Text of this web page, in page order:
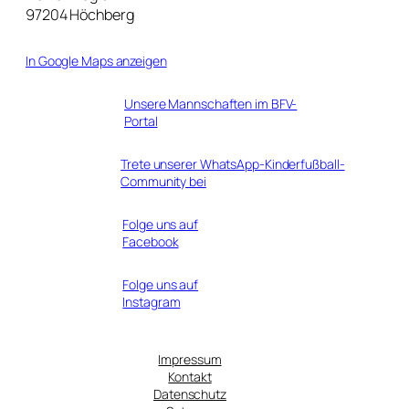
97204 Höchberg
In Google Maps anzeigen
Unsere Mannschaften im BFV-
Portal
Trete unserer WhatsApp-Kinderfußball-
Community bei
Folge uns auf
Facebook
Folge uns auf
Instagram
Impressum
Kontakt
Datenschutz